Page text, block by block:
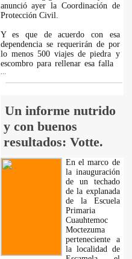
anunció ayer la Coordinación de
Protección Civil.
Y es que de acuerdo con esa
dependencia se requerirán de por
lo menos 500 viajes de piedra y
escombro para rellenar esa falla
Un informe nutrido
y con buenos
resultados: Votte.
En el marco de
la inauguración
de un techado
de la explanada
de la Escuela
Primaria
Cuauhtemoc
Moctezuma
perteneciente a
la localidad de